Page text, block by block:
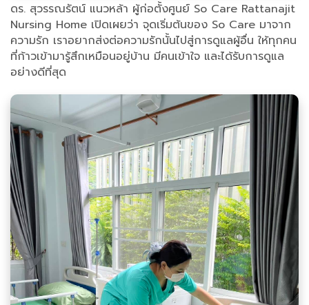
ดร. สุวรรณรัตน์ แนวหล้า ผู้ก่อตั้งศูนย์ So Care Rattanajit
Nursing Home เปิดเผยว่า จุดเริ่มต้นของ So Care มาจาก
ความรัก เราอยากส่งต่อความรักนั้นไปสู่การดูแลผู้อื่น ให้ทุกคน
ที่ก้าวเข้ามารู้สึกเหมือนอยู่บ้าน มีคนเข้าใจ และได้รับการดูแล
อย่างดีที่สุด